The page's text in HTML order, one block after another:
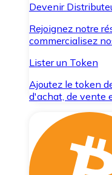
Devenir
Rejoignez notre
commercialisez
Lister un Token
Ajoutez le token
d'achat, de vente